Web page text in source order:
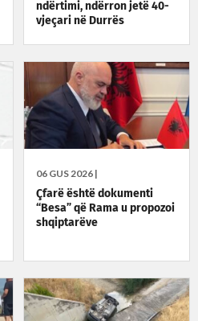
ndërtimi, ndërron jetë 40-
vjeçari në Durrës
06 GUS 2026 |
Çfarë është dokumenti
“Besa” që Rama u propozoi
shqiptarëve